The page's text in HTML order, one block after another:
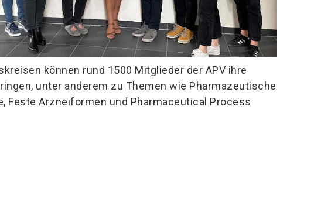
können rund 1500 Mitglieder der APV ihre
unter anderem zu Themen wie Pharmazeutische
Feste Arzneiformen und Pharmaceutical Process